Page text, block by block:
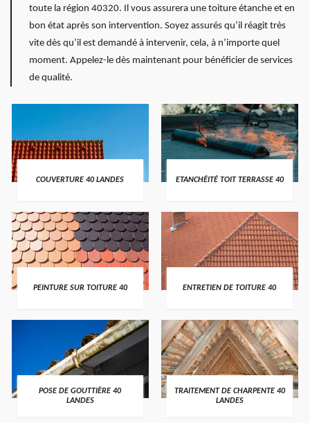
toute la région 40320. Il vous assurera une toiture étanche et en
bon état après son intervention. Soyez assurés qu’il réagit très
vite dès qu’il est demandé à intervenir, cela, à n’importe quel
moment. Appelez-le dès maintenant pour bénéficier de services
de qualité.
COUVERTURE 40 LANDES ETANCHÉITÉ TOIT TERRASSE 40
PEINTURE SUR TOITURE 40 ENTRETIEN DE TOITURE 40
POSE DE GOUTTIÈRE 40
LANDES
TRAITEMENT DE CHARPENTE 40
LANDES